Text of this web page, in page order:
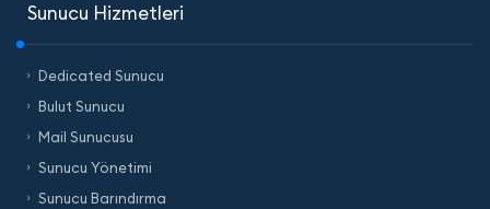
Sunucu Hizmetleri
Dedicated Sunucu
Bulut Sunucu
Mail Sunucusu
Sunucu Yönetimi
Sunucu Barındırma